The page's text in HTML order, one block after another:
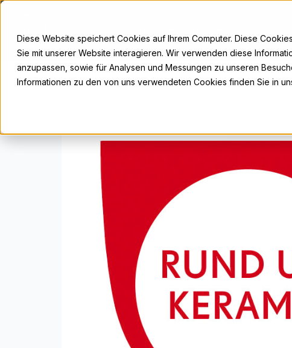
Diese Website speichert Cookies auf Ihrem Computer. Diese
Sie mit unserer Website interagieren. Wir verwenden diese
anzupassen, sowie für Analysen und Messungen zu unseren
Informationen zu den von uns verwendeten Cookies finden Sie in
Zum
springen